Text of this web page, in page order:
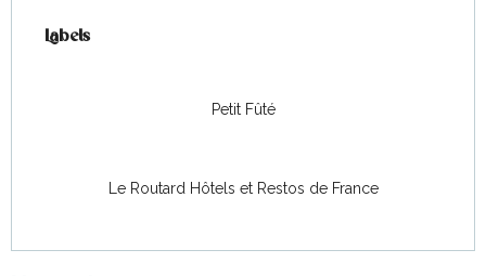
Labels
Labels
Petit Fûté
Le Routard Hôtels et Restos de France